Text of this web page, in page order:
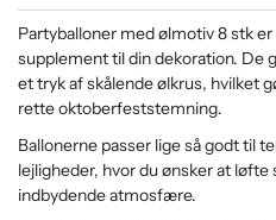
Partyballoner med ølmotiv 8 stk
supplement til din dekoration. De
et tryk af skålende ølkrus, hvilket
rette oktoberfeststemning.
Ballonerne passer lige så godt til
lejligheder, hvor du ønsker at
indbydende atmosfære.